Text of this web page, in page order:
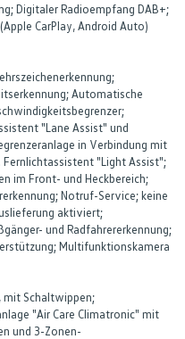
Digitaler Radioempfang DAB+;
CarPlay, Android Auto)
Automatische
"Lane Assist" und
in Verbindung mit
"Light Assist";
im Front- und Heckbereich;
Notruf-Service; keine
aktiviert;
und Radfahrererkennung;
Multifunktionskamera
mit Schaltwippen;
"Air Care Climatronic" mit
und 3-Zonen-